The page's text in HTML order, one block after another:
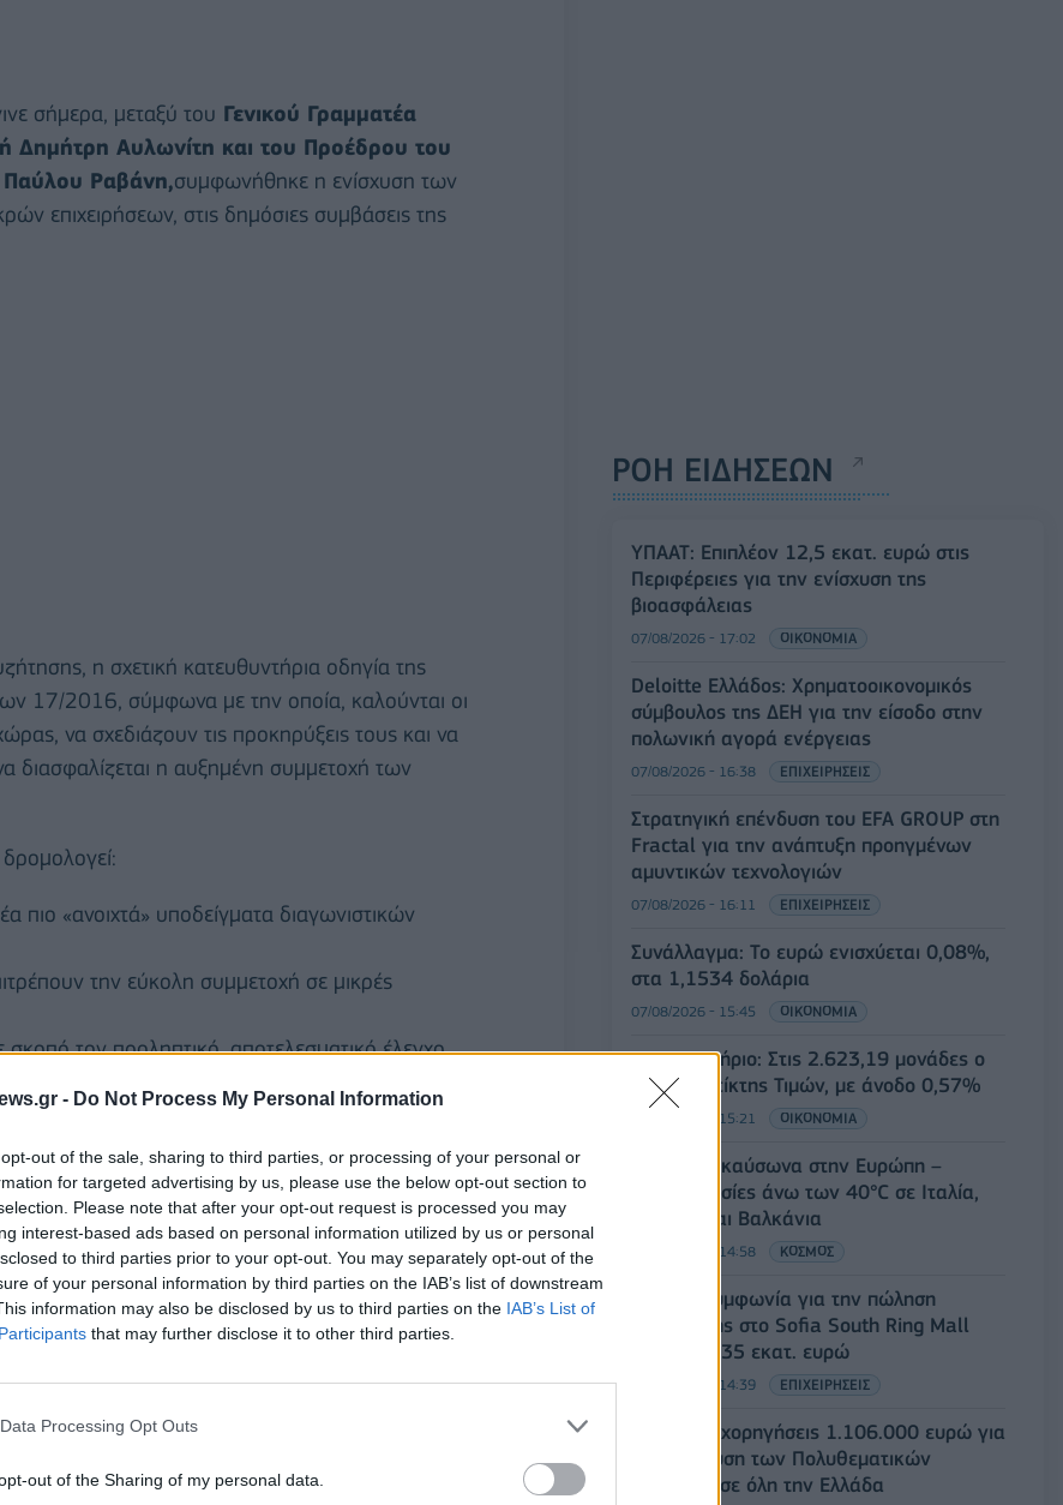
- Do Not Process My Personal Information
out of the sale, sharing to third parties, or processing of your personal or
for targeted advertising by us, please use the below opt-out section to
Please note that after your opt-out request is processed you may
interest-based ads based on personal information utilized by us or personal
to third parties prior to your opt-out. You may separately opt-out of the
of your personal information by third parties on the IAB’s list of downstream
information may also be disclosed by us to third parties on the IAB’s List of
that may further disclose it to other third parties.
Processing Opt Outs
out of the Sharing of my personal data.
σήμερα, μεταξύ του Γενικού Γραμματέα
Δημήτρη Αυλωνίτη και του Προέδρου του
Παύλου Ραβάνη,συμφωνήθηκε η ενίσχυση των
επιχειρήσεων, στις δημόσιες συμβάσεις της
η σχετική κατευθυντήρια οδηγία της
17/2016, σύμφωνα με την οποία, καλούνται οι
να σχεδιάζουν τις προκηρύξεις τους και να
διασφαλίζεται η αυξημένη συμμετοχή των
«ανοιχτά» υποδείγματα διαγωνιστικών
την εύκολη συμμετοχή σε μικρές
τον προληπτικό, αποτελεσματικό έλεγχο
από τα κλωστοϋφαντουργικά
ΡΟΗ ΕΙΔΗΣΕΩΝ
ΥΠΑΑΤ: Επιπλέον 12,5 εκατ. ευρώ στις
Περιφέρειες για την ενίσχυση της
βιοασφάλειας
07/08/2026 - 17:02 ΟΙΚΟΝΟΜΙΑ
Deloitte Ελλάδος: Χρηματοοικονομικός
σύμβουλος της ΔΕΗ για την είσοδο στην
πολωνική αγορά ενέργειας
07/08/2026 - 16:38 ΕΠΙΧΕΙΡΗΣΕΙΣ
Στρατηγική επένδυση του EFA GROUP στη
Fractal για την ανάπτυξη προηγμένων
αμυντικών τεχνολογιών
07/08/2026 - 16:11 ΕΠΙΧΕΙΡΗΣΕΙΣ
Συνάλλαγμα: Το ευρώ ενισχύεται 0,08%,
στα 1,1534 δολάρια
07/08/2026 - 15:45 ΟΙΚΟΝΟΜΙΑ
Χρηματιστήριο: Στις 2.623,19 μονάδες ο
Γενικός Δείκτης Τιμών, με άνοδο 0,57%
07/08/2026 - 15:21 ΟΙΚΟΝΟΜΙΑ
Νέο κύμα καύσωνα στην Ευρώπη –
Θερμοκρασίες άνω των 40°C σε Ιταλία,
Ισπανία και Βαλκάνια
07/08/2026 - 14:58 ΚΟΣΜΟΣ
Fourlis: Συμφωνία για την πώληση
συμμετοχής στο Sofia South Ring Mall
έναντι 49,35 εκατ. ευρώ
07/08/2026 - 14:39 ΕΠΙΧΕΙΡΗΣΕΙΣ
ΥΠΠΟ: Επιχορηγήσεις 1.106.000 ευρώ για
την ενίσχυση των Πολυθεματικών
Φεστιβάλ σε όλη την Ελλάδα